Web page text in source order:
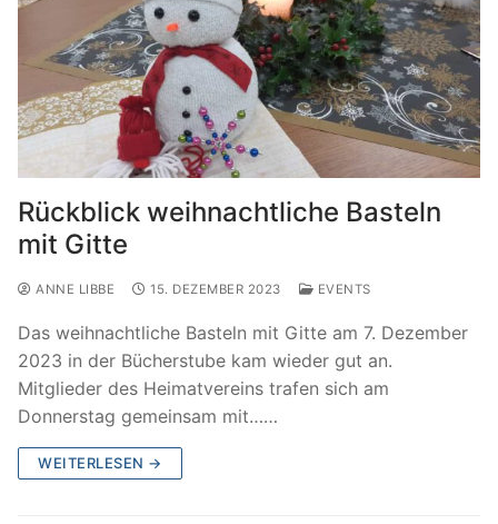
Rückblick weihnachtliche Basteln
mit Gitte
ANNE LIBBE 15. DEZEMBER 2023 EVENTS
Das weihnachtliche Basteln mit Gitte am 7. Dezember
2023 in der Bücherstube kam wieder gut an.
Mitglieder des Heimatvereins trafen sich am
Donnerstag gemeinsam mit……
WEITERLESEN →